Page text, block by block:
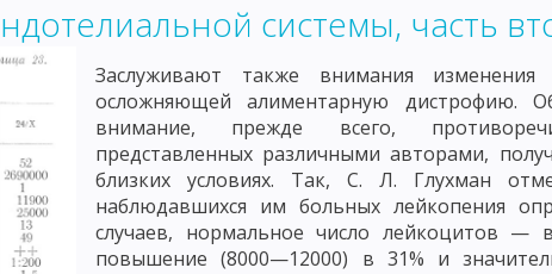
системы, часть
Заслуживают также внимания
осложняющей алиментарную дистрофию.
внимание, прежде всего,
представленных различными авторами,
близких условиях. Так, С. Л. Глухман
наблюдавшихся им больных лейкопения
случаев, нормальное число лейкоцитов —
повышение (8000—12000) в 31% и